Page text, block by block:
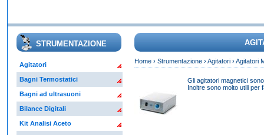
STRUMENTAZIONE
Agitatori
Bagni Termostatici
Bagni ad ultrasuoni
Bilance Digitali
Kit Analisi Aceto
Home› Strumentazione›Agitatori›Agitatori
Gli agitatori magnetici
Inoltre sono molto utili per